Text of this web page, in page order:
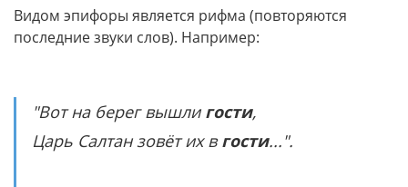
Видом эпифоры является рифма (повторяются
последние звуки слов). Например:
"Вот на берег вышлигости,
Царь Салтан зовёт их вгости...".